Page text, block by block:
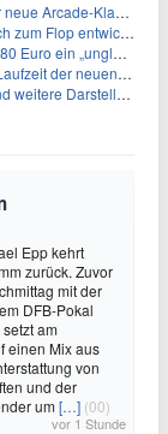
verzeiht dir gar nichts
Flop entwickeln
Schnäppchen“
Gameplay-Präsentation
sollen feststehen
Epp kehrt
zurück. Zuvor
mit der
DFB-Pokal
am
einen Mix aus
von
und der
um[…] (00)
vor 1 Stunde